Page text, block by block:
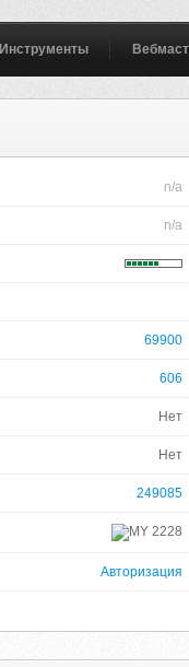
Инструменты
n/a
n/a
69900
606
Нет
Нет
249085
2228
Авторизация